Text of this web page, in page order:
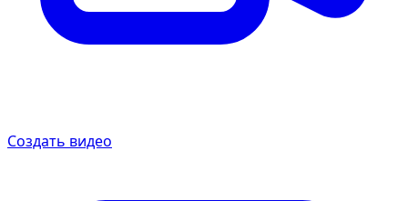
Создать видео